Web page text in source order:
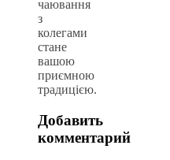
чаювання
з
колегами
стане
вашою
приємною
традицією.
Добавить
комментарий